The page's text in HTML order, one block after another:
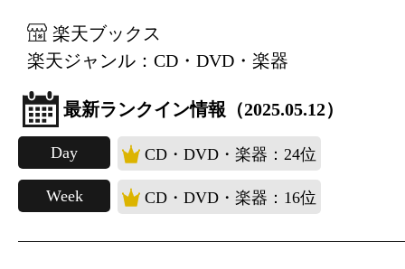
楽天ブックス
楽天ジャンル：CD・DVD・楽器
最新ランクイン情報（2025.05.12）
Day CD・DVD・楽器：24位
Week CD・DVD・楽器：16位